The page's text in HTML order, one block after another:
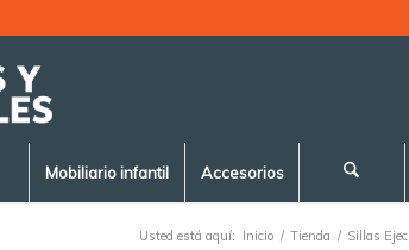
Mobiliario infantil Accesorios
Usted está aquí: Inicio / Tienda / Sillas